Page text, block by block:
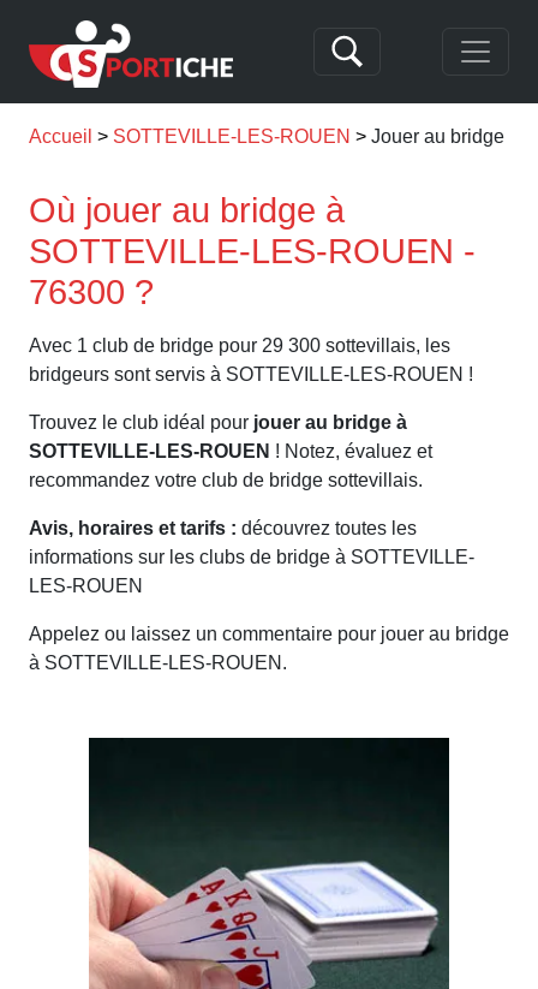
Accueil SOTTEVILLE-LES-ROUEN Jouer au bridge à
Où jouer au bridge à
SOTTEVILLE-LES-ROUEN -
76300 ?
Avec 1 club de bridge pour 29 300 sottevillais, les
bridgeurs sont servis à SOTTEVILLE-LES-ROUEN !
Trouvez le club idéal pour jouer au bridge à
SOTTEVILLE-LES-ROUEN ! Notez, évaluez et
recommandez votre club de bridge sottevillais.
Avis, horaires et tarifs : découvrez toutes les
informations sur les clubs de bridge à SOTTEVILLE-
LES-ROUEN
Appelez ou laissez un commentaire pour jouer au bridge
à SOTTEVILLE-LES-ROUEN.